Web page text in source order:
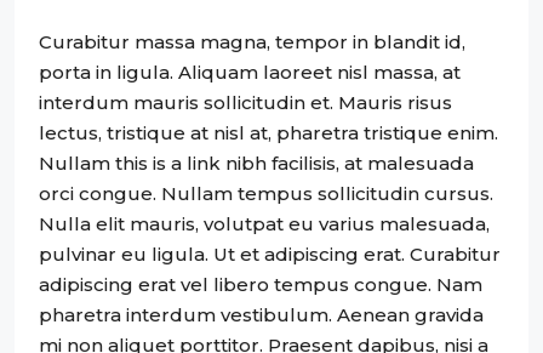
Curabitur massa magna, tempor in blandit id,
porta in ligula. Aliquam laoreet nisl massa, at
interdum mauris sollicitudin et. Mauris risus
lectus, tristique at nisl at, pharetra tristique enim.
Nullam this is a link nibh facilisis, at malesuada
orci congue. Nullam tempus sollicitudin cursus.
Nulla elit mauris, volutpat eu varius malesuada,
pulvinar eu ligula. Ut et adipiscing erat. Curabitur
adipiscing erat vel libero tempus congue. Nam
pharetra interdum vestibulum. Aenean gravida
mi non aliquet porttitor. Praesent dapibus, nisi a